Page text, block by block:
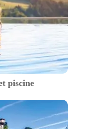
piscine